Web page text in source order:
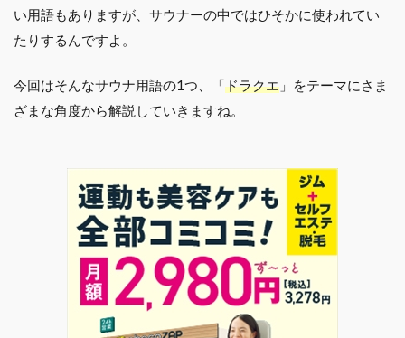
い用語もありますが、サウナーの中ではひそかに使われてい
たりするんですよ。
今回はそんなサウナ用語の1つ、「ドラクエ 」をテーマにさま
ざまな角度から解説していきますね。